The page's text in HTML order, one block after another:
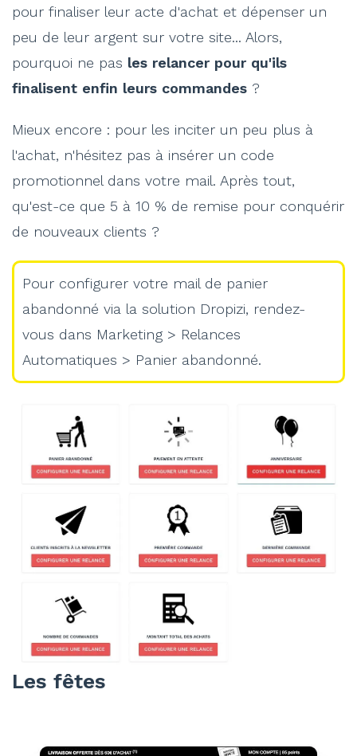
pour finaliser leur acte d'achat et dépenser un
peu de leur argent sur votre site... Alors,
pourquoi ne pas les relancer pour qu'ils
finalisent enfin leurs commandes ?
Mieux encore : pour les inciter un peu plus à
l'achat, n'hésitez pas à insérer un code
promotionnel dans votre mail. Après tout,
qu'est-ce que 5 à 10 % de remise pour conquérir
de nouveaux clients ?
Pour configurer votre mail de panier
abandonné via la solution Dropizi, rendez-
vous dans Marketing > Relances
Automatiques > Panier abandonné.
Les fêtes